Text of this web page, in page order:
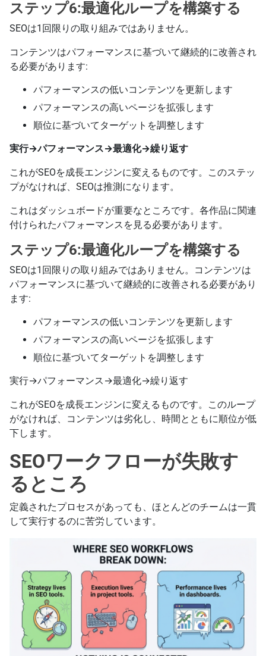
ステップ6:最適化ループを構築する
SEOは1回限りの取り組みではありません。
コンテンツはパフォーマンスに基づいて継続的に改善され
る必要があります:
パフォーマンスの低いコンテンツを更新します
パフォーマンスの高いページを拡張します
順位に基づいてターゲットを調整します
実行→パフォーマンス→最適化→繰り返す
これがSEOを成長エンジンに変えるものです。このステッ
プがなければ、SEOは推測になります。
これはダッシュボードが重要なところです。各作品に関連
付けられたパフォーマンスを見る必要があります。
ステップ6:最適化ループを構築する
SEOは1回限りの取り組みではありません。コンテンツは
パフォーマンスに基づいて継続的に改善される必要があり
ます:
パフォーマンスの低いコンテンツを更新します
パフォーマンスの高いページを拡張します
順位に基づいてターゲットを調整します
実行→パフォーマンス→最適化→繰り返す
これがSEOを成長エンジンに変えるものです。このループ
がなければ、コンテンツは劣化し、時間とともに順位が低
下します。
SEOワークフローが失敗す
るところ
定義されたプロセスがあっても、ほとんどのチームは一貫
して実行するのに苦労しています。